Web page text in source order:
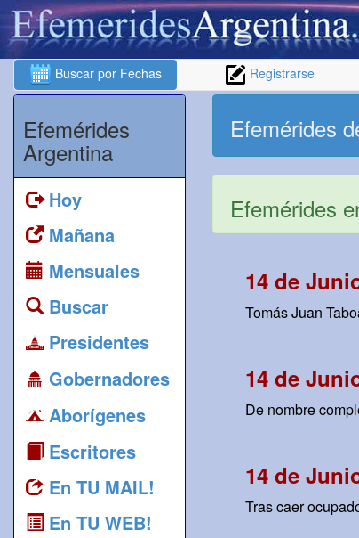
Buscar por Fechas Registrarse
Efemérides
Argentina
Hoy
Mañana
Mensuales
Buscar
Presidentes
Gobernadores
Aborígenes
Escritores
En TU MAIL!
En TU WEB!
Efemérides
Efemérides
14 de
Tomás Juan
14 de
De nombre
14 de
Tras caer